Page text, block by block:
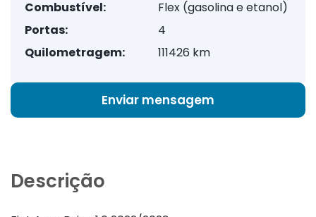
Combustível:
Flex (gasolina e etanol)
Portas:
4
Quilometragem:
111426 km
Enviar mensagem
Descrição